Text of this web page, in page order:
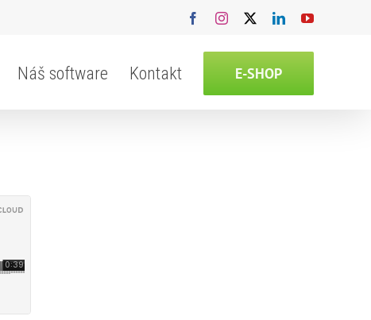
FacebookInstagram LinkedInYouTube
Náš software Kontakt E-SHOP